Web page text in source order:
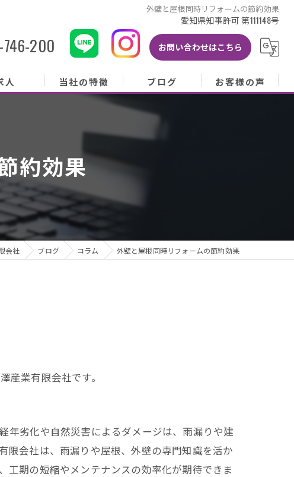
外壁と屋根同時リフォームの節約効果
愛知県知事許可 第111148号
200 お問い合わせはこちら
人 当社の特徴
外壁
塗り替え
雨樋
修理
ブログ
ブログ
コラム
お客様の声
約効果
会社 ブログ コラム 外壁と屋根同時リフォームの節約効果
業有限会社です。
年劣化や自然災害によるダメージは、雨漏りや建
限会社は、雨漏りや屋根、外壁の専門知識を活か
工期の短縮やメンテナンスの効率化が期待できま